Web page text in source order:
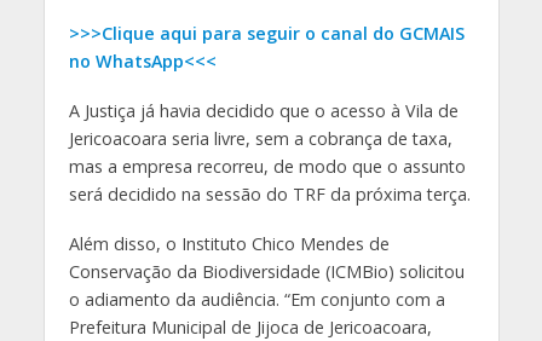
>>>Clique aqui para seguir o canal do GCMAIS
no WhatsApp<<<
A Justiça já havia decidido que o acesso à Vila de
Jericoacoara seria livre, sem a cobrança de taxa,
mas a empresa recorreu, de modo que o assunto
será decidido na sessão do TRF da próxima terça.
Além disso, o Instituto Chico Mendes de
Conservação da Biodiversidade (ICMBio) solicitou
o adiamento da audiência. “Em conjunto com a
Prefeitura Municipal de Jijoca de Jericoacoara,